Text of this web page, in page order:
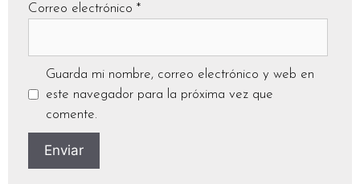
Correo electrónico *
Guarda mi nombre, correo electrónico y web en
este navegador para la próxima vez que
comente.